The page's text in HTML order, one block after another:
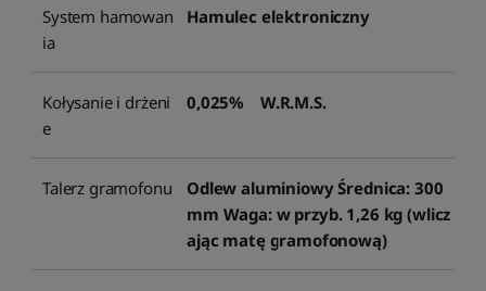
System hamowan
ia
Hamulec elektroniczny
Kołysanie i drżeni
e
0,025% W.R.M.S.
Talerz gramofonu
Odlew aluminiowy Średnica: 300
mm Waga: w przyb. 1,26 kg (wlicz
ając matę gramofonową)